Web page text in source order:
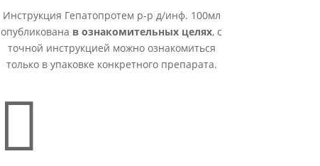
Инструкция Гепатопротем р-р д/инф. 100мл
опубликована в ознакомительных целях, с
точной инструкцией можно ознакомиться
только в упаковке конкретного препарата.
